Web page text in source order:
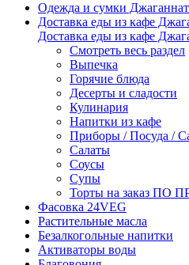
Одежда и сумки Джаганнат
Доставка еды из кафе
Доставка еды из кафе
Смотреть весь раздел
Выпечка
Горячие блюда
Десерты и сладости
Кулинария
Напитки из кафе
Приборы / Посуда /
Салаты
Соусы
Супы
Торты на заказ ПО
Фасовка 24VEG
Растительные масла
Безалкогольные напитки
Активаторы воды